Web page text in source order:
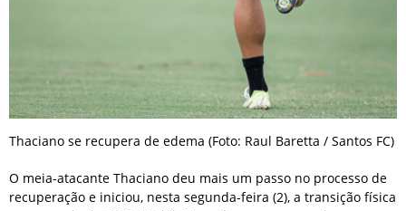
Thaciano se recupera de edema (Foto: Raul Baretta / Santos FC)
O meia-atacante Thaciano deu mais um passo no processo de
recuperação e iniciou, nesta segunda-feira (2), a transição física